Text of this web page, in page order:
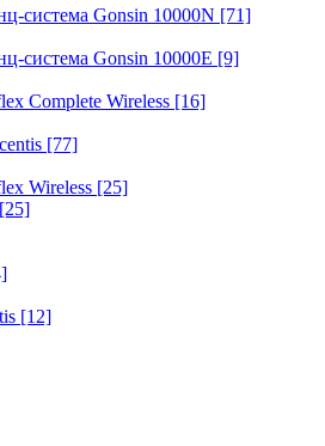
система Gonsin 10000N [71]
система Gonsin 10000E [9]
Complete Wireless [16]
[77]
Wireless [25]
[25]
[12]